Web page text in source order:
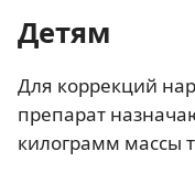
Детям
Для коррекций
препарат
килограмм массы